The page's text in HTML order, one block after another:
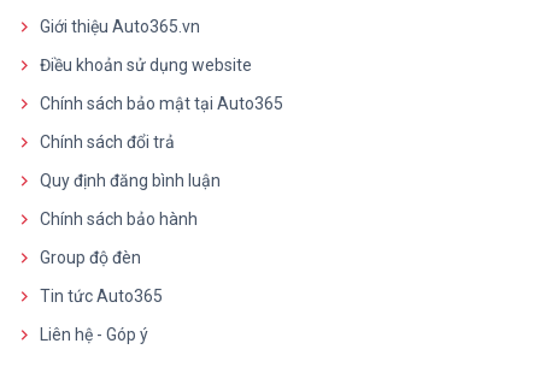
Giới thiệu Auto365.vn
Điều khoản sử dụng website
Chính sách bảo mật tại Auto365
Chính sách đổi trả
Quy định đăng bình luận
Chính sách bảo hành
Group độ đèn
Tin tức Auto365
Liên hệ - Góp ý